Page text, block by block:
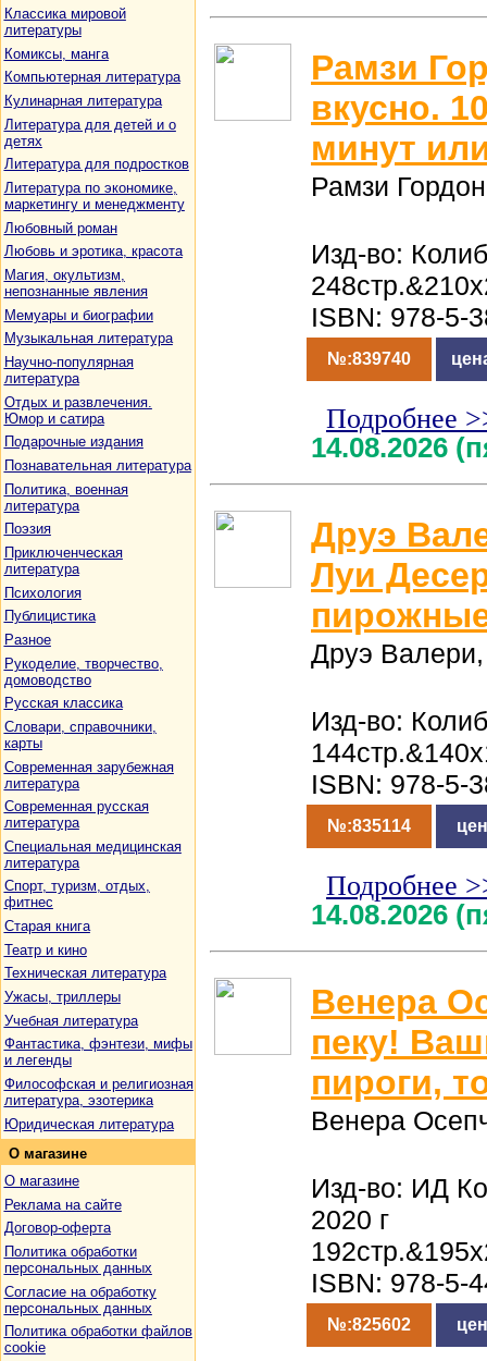
Классика мировой
литературы
Комиксы, манга
Компьютерная литература
Кулинарная литература
Литература для детей и о
детях
Литература для подростков
Литература по экономике,
маркетингу и менеджменту
Любовный роман
Любовь и эротика, красота
Магия, окультизм,
непознанные явления
Мемуары и биографии
Музыкальная литература
Научно-популярная
литература
Отдых и развлечения.
Юмор и сатира
Подарочные издания
Познавательная литература
Политика, военная
литература
Поэзия
Приключенческая
литература
Психология
Публицистика
Разное
Рукоделие, творчество,
домоводство
Русская классика
Словари, справочники,
карты
Современная зарубежная
литература
Современная русская
литература
Специальная медицинская
литература
Спорт, туризм, отдых,
фитнес
Старая книга
Театр и кино
Техническая литература
Ужасы, триллеры
Учебная литература
Фантастика, фэнтези, мифы
и легенды
Философская и религиозная
литература, эзотерика
Юридическая литература
О магазине
О магазине
Реклама на сайте
Договор-оферта
Политика обработки
персональных данных
Согласие на обработку
персональных данных
Политика обработки файлов
cookie
Рамзи
вкусно.
минут
Рамзи Гордон
Изд-во:
ISBN: 978-5-
№:839740
Подробнее
14.08.2026
Друэ
Луи
Друэ
Изд-во:
ISBN: 978-5-
№:835114
Подробнее
14.08.2026
Венера
пеку!
пироги,
Венера
Изд-во: ИД
2020 г
ISBN: 978-5-
№:825602